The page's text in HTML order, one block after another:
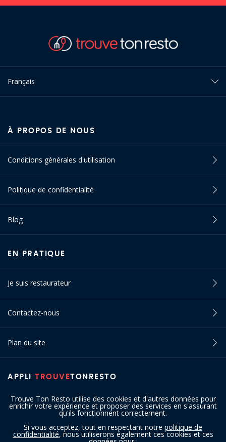
Trouve Ton Resto utilise des cookies et d'autres données pour
enrichir votre expérience et proposer des services en s'assurant
qu'ils fonctionnent correctement.
Si vous acceptez, tout en respectant notre politique de
confidentialité, nous utiliserons également ces cookies et ces
Français
APPLI TROUVETONRESTO
À PROPOS DE NOUS
Conditions générales d'utilisation
Politique de confidentialité
Blog
EN PRATIQUE
Je suis restaurateur
Contactez-nous
Plan du site
SUIVEZ-NOUS